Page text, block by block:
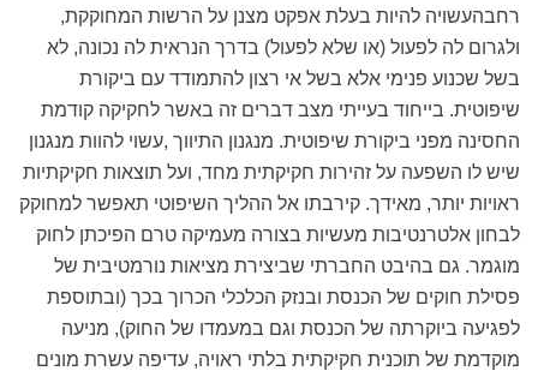
רחבהעשויה להיות בעלת אפקט מצנן על הרשות המחוקקת,
ולגרום לה לפעול (או שלא לפעול) בדרך הנראית לה נכונה, לא
בשל שכנוע פנימי אלא בשל אי רצון להתמודד עם ביקורת
שיפוטית. בייחוד בעייתי מצב דברים זה באשר לחקיקה קודמת
החסינה מפני ביקורת שיפוטית. מנגנון התיווך ,עשוי להוות מנגנון
שיש לו השפעה על זהירות חקיקתית מחד, ועל תוצאות חקיקתיות
ראויות יותר, מאידך. קירבתו אל ההליך השיפוטי תאפשר למחוקק
לבחון אלטרנטיבות מעשיות בצורה מעמיקה טרם הפיכתן לחוק
מוגמר. גם בהיבט החברתי שביצירת מציאות נורמטיבית של
פסילת חוקים של הכנסת ובנזק הכלכלי הכרוך בכך (ובתוספת
לפגיעה ביוקרתה של הכנסת וגם במעמדו של החוק), מניעה
מוקדמת של תוכנית חקיקתית בלתי ראויה, עדיפה עשרת מונים